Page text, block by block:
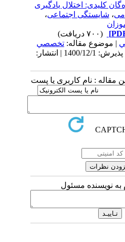
کلیدی: اختلال یادگیری
،شایستگی اجتماعی،
| موضوع مقاله:تخصصي
دریافت: 1400/9/12 | پذیرش: 1400/12/1 | انتشار:
مقاله : نام کاربری یا پست
نویسنده مسئول